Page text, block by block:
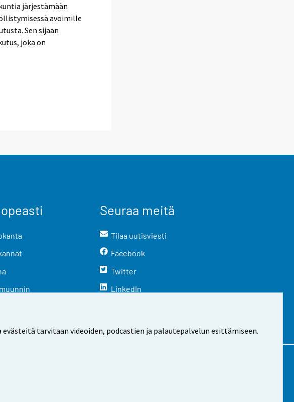
tarvitaan videoiden, podcastien ja palautepalvelun esittämiseen.
järjestämään
avoimille
Sen sijaan
joka on
Seuraa meitä
Tilaa uutisviesti
Facebook
Twitter
LinkedIn